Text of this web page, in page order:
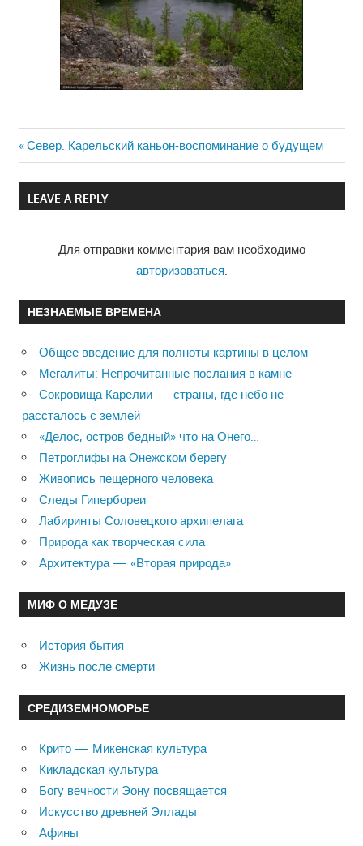
Навигация
по
Previous
Post:
Север. Карельский каньон-воспоминание о будущем
LEAVE A REPLY
Для отправки комментария вам необходимо
авторизоваться.
НЕЗНАЕМЫЕ ВРЕМЕНА
Общее введение для полноты картины в целом
Мегалиты: Непрочитанные послания в камне
Сокровища Карелии — страны, где небо не
рассталось с землей
«Делос, остров бедный» что на Онего…
Петроглифы на Онежском берегу
Живопись пещерного человека
Следы Гипербореи
Лабиринты Соловецкого архипелага
Природа как творческая сила
Архитектура — «Вторая природа»
МИФ О МЕДУЗЕ
История бытия
Жизнь после смерти
СРЕДИЗЕМНОМОРЬЕ
Крито — Микенская культура
Кикладская культура
Богу вечности Эону посвящается
Искусство древней Эллады
Афины